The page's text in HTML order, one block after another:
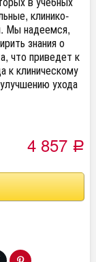
клинико-
Мы надеемся,
знания о
что приведет к
к клиническому
ухода
4 857 Р